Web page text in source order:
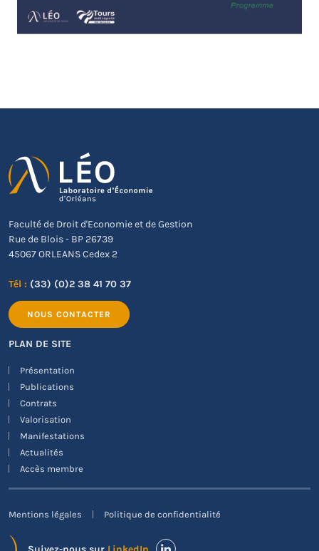
Faculté de Droit d'Economie et de Gestion
Rue de Blois - BP 26739
45067 ORLEANS Cedex 2
Tél : (33) (0)2 38 41 70 37
NOUS CONTACTER
PLAN DE SITE
Présentation
Publications
Contrats
Valorisation
Manifestations
Actualités
Accès membre
Mentions légales Politique de confidentialité